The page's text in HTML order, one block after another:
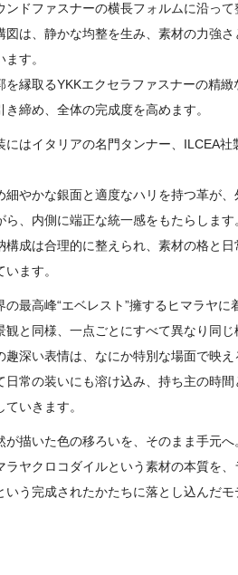
ンドファスナーの横長フォルムに沿っ
図は、静かな均整を生み、素材の力強
ます。
を縁取るYKKエクセラファスナーの精
き締め、全体の完成度を高めます。
にはイタリアの名門タンナー、ILCEA
細やかな銀面と適度なハリを持つ革が
ら、内側に端正な統一感をもたらします
構成は合理的に整えられ、素材の格と
います。
の最高峰“エベレスト”擁するヒマラヤに
観と同様、一点ごとにすべて異なり同じ
趣深い表情は、なにか特別な場面で映
日常の装いにも溶け込み、持ち主の時
ていきます。
が描いた色の移ろいを、そのまま手元へ
ラヤクロコダイルという素材の本質を
いう完成されたかたちに落とし込んだモ